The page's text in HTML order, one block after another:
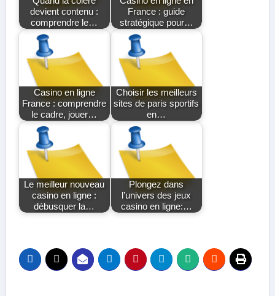
devient contenu :
comprendre le…
France : guide
stratégique pour…
Casino en ligne
France : comprendre
le cadre, jouer…
Choisir les meilleurs
sites de paris sportifs
en…
Le meilleur nouveau
casino en ligne :
débusquer la…
Plongez dans
l’univers des jeux
casino en ligne:…